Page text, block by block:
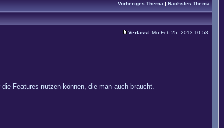
Vorheriges Thema | Nächstes Thema
Verfasst: Mo Feb 25, 2013 10:53
Features nutzen können, die man auch braucht.